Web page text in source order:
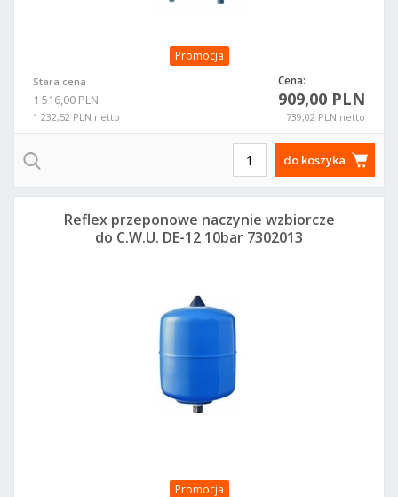
Promocja
Stara cena
1 516,00 PLN
1 232,52 PLN netto
Cena:
909,00 PLN
739,02 PLN netto
do koszyka
Promocja
Reflex przeponowe naczynie wzbiorcze
do C.W.U. DE-12 10bar 7302013